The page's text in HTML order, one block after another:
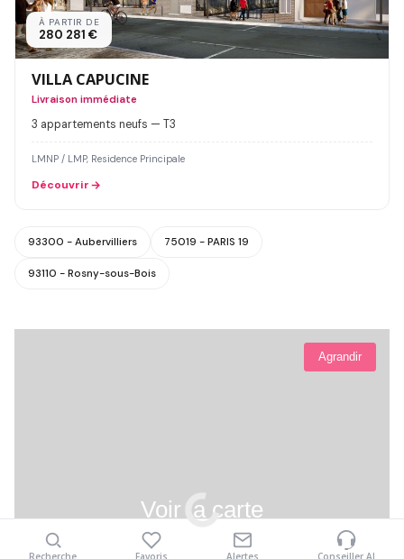
À PARTIR DE
280 281 €
VILLA CAPUCINE
Livraison immédiate
3 appartements neufs — T3
LMNP / LMP, Residence Principale
Découvrir
93300 - Aubervilliers 75019 - PARIS 19
93110 - Rosny-sous-Bois
Voir la carte
Agrandir
Recherche Favoris Alertes Conseiller AI